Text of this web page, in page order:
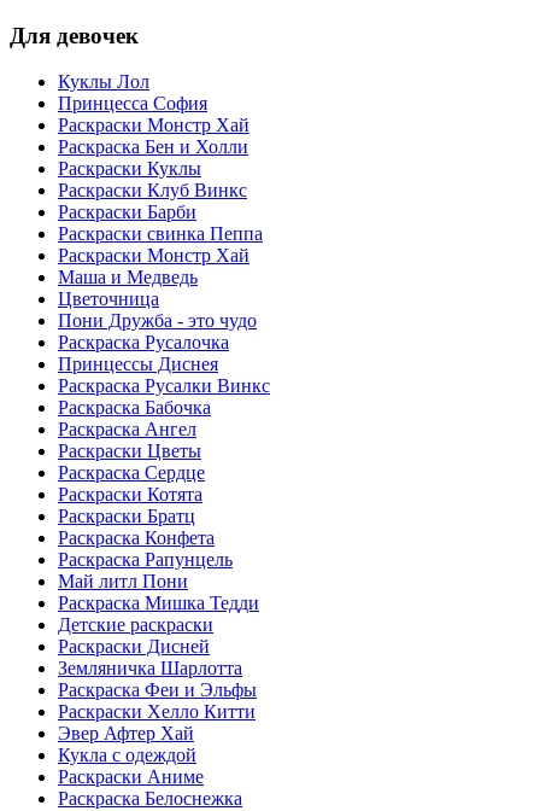
Для девочек
Куклы Лол
Принцесса София
Раскраски Монстр Хай
Раскраска Бен и Холли
Раскраски Куклы
Раскраски Клуб Винкс
Раскраски Барби
Раскраски свинка Пеппа
Раскраски Монстр Хай
Маша и Медведь
Цветочница
Пони Дружба - это чудо
Раскраска Русалочка
Принцессы Диснея
Раскраска Русалки Винкс
Раскраска Бабочка
Раскраска Ангел
Раскраски Цветы
Раскраска Сердце
Раскраски Котята
Раскраски Братц
Раскраска Конфета
Раскраска Рапунцель
Май литл Пони
Раскраска Мишка Тедди
Детские раскраски
Раскраски Дисней
Земляничка Шарлотта
Раскраска Феи и Эльфы
Раскраски Хелло Китти
Эвер Афтер Хай
Кукла с одеждой
Раскраски Аниме
Раскраска Белоснежка